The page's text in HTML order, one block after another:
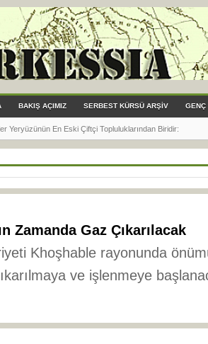
BAKIŞ AÇIMIZ SERBEST KÜRSÜ ARŞİV GENÇ
Yeryüzünün En Eski Çiftçi Topluluklarından Biridir:
Zamanda Gaz Çıkarılacak
Khoşhable rayonunda
ve işlenmeye